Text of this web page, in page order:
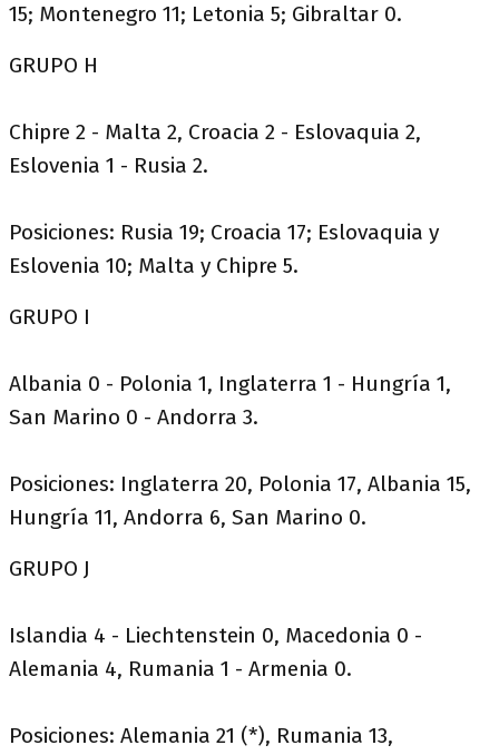
15; Montenegro 11; Letonia 5; Gibraltar 0.
GRUPO H
Chipre 2 - Malta 2, Croacia 2 - Eslovaquia 2,
Eslovenia 1 - Rusia 2.
Posiciones: Rusia 19; Croacia 17; Eslovaquia y
Eslovenia 10; Malta y Chipre 5.
GRUPO I
Albania 0 - Polonia 1, Inglaterra 1 - Hungría 1,
San Marino 0 - Andorra 3.
Posiciones: Inglaterra 20, Polonia 17, Albania 15,
Hungría 11, Andorra 6, San Marino 0.
GRUPO J
Islandia 4 - Liechtenstein 0, Macedonia 0 -
Alemania 4, Rumania 1 - Armenia 0.
Posiciones: Alemania 21 (*), Rumania 13,